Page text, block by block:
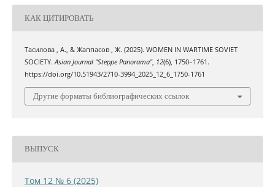
КАК ЦИТИРОВАТЬ
Тасилова , А., & Жаппасов , Ж. (2025). WOMEN IN WARTIME SOVIET
SOCIETY.Asian Journal "Steppe Panorama", 12(6), 1750–1761.
https://doi.org/10.51943/2710-3994_2025_12_6_1750-1761
Другие форматы библиографических ссылок
ВЫПУСК
Том 12 № 6 (2025)